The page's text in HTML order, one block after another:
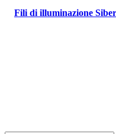
Fili di illuminazione